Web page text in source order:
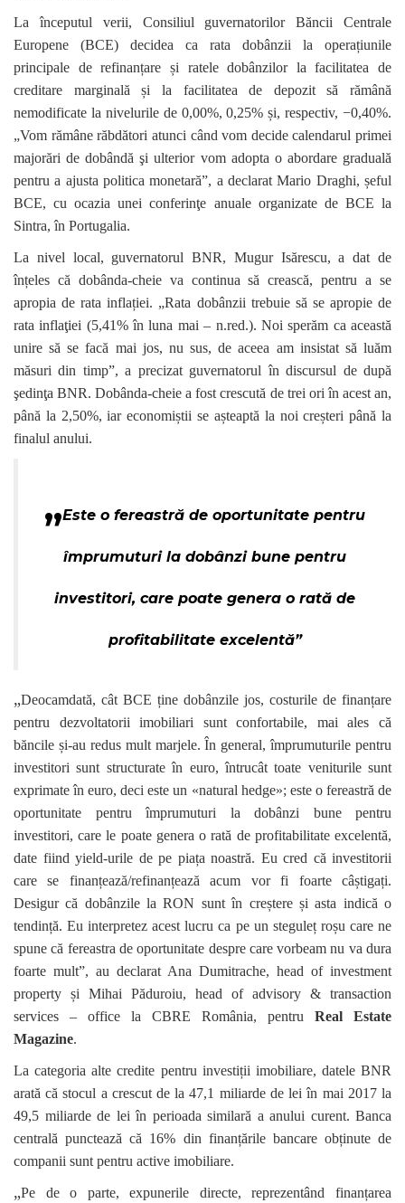
La începutul verii, Consiliul guvernatorilor Băncii Centrale
Europene (BCE) decidea ca rata dobânzii la operațiunile
principale de refinanțare și ratele dobânzilor la facilitatea de
creditare marginală și la facilitatea de depozit să rămână
nemodificate la nivelurile de 0,00%, 0,25% și, respectiv, −0,40%.
„Vom rămâne răbdători atunci când vom decide calendarul primei
majorări de dobândă şi ulterior vom adopta o abordare graduală
pentru a ajusta politica monetară”, a declarat Mario Draghi, șeful
BCE, cu ocazia unei conferinţe anuale organizate de BCE la
Sintra, în Portugalia.
La nivel local, guvernatorul BNR, Mugur Isărescu, a dat de
înțeles că dobânda-cheie va continua să crească, pentru a se
apropia de rata inflației. „Rata dobânzii trebuie să se apropie de
rata inflaţiei (5,41% în luna mai – n.red.). Noi sperăm ca această
unire să se facă mai jos, nu sus, de aceea am insistat să luăm
măsuri din timp”, a precizat guvernatorul în discursul de după
şedinţa BNR. Dobânda-cheie a fost crescută de trei ori în acest an,
până la 2,50%, iar economiștii se așteaptă la noi creșteri până la
finalul anului.
„Este o fereastră de oportunitate pentru
împrumuturi la dobânzi bune pentru
investitori, care poate genera o rată de
profitabilitate excelentă”
„Deocamdată, cât BCE ține dobânzile jos, costurile de finanțare
pentru dezvoltatorii imobiliari sunt confortabile, mai ales că
băncile și-au redus mult marjele. În general, împrumuturile pentru
investitori sunt structurate în euro, întrucât toate veniturile sunt
exprimate în euro, deci este un «natural hedge»; este o fereastră de
oportunitate pentru împrumuturi la dobânzi bune pentru
investitori, care le poate genera o rată de profitabilitate excelentă,
date fiind yield-urile de pe piața noastră. Eu cred că investitorii
care se finanțează/refinanțează acum vor fi foarte câștigați.
Desigur că dobânzile la RON sunt în creștere și asta indică o
tendință. Eu interpretez acest lucru ca pe un steguleț roșu care ne
spune că fereastra de oportunitate despre care vorbeam nu va dura
foarte mult”, au declarat Ana Dumitrache, head of investment
property și Mihai Păduroiu, head of advisory & transaction
services – office la CBRE România, pentru Real Estate
Magazine.
La categoria alte credite pentru investiții imobiliare, datele BNR
arată că stocul a crescut de la 47,1 miliarde de lei în mai 2017 la
49,5 miliarde de lei în perioada similară a anului curent. Banca
centrală punctează că 16% din finanțările bancare obținute de
companii sunt pentru active imobiliare.
„Pe de o parte, expunerile directe, reprezentând finanțarea